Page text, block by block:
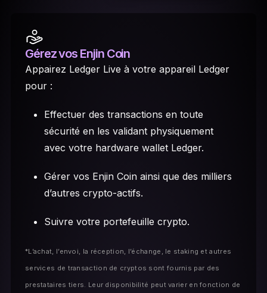
Gérez vos Enjin Coin
Appairez Ledger Live à votre appareil Ledger
pour :
Effectuer des transactions en toute
sécurité en les validant physiquement
avec votre hardware wallet Ledger.
Gérer vos Enjin Coin ainsi que des milliers
d’autres crypto-actifs.
Suivre votre portefeuille crypto.
*L’achat, l’envoi, la réception, l’échange, le staking et autres
services de transaction de cryptos sont fournis par des
prestataires tiers. Leur disponibilité peut varier en fonction de